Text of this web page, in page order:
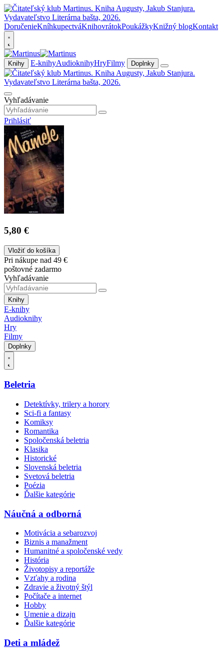
DoručenieKníhkupectváKnihovrátokPoukážkyKnižný blogKontakt
Knihy E-knihyAudioknihyHryFilmy Doplnky
Vyhľadávanie
Prihlásiť
5,80 €
Vložiť do košíka
Pri nákupe nad 49 €
poštovné zadarmo
Vyhľadávanie
Knihy
E-knihy
Audioknihy
Hry
Filmy
Doplnky
Beletria
Detektívky, trilery a horory
Sci-fi a fantasy
Komiksy
Romantika
Spoločenská beletria
Klasika
Historické
Slovenská beletria
Svetová beletria
Poézia
Ďalšie kategórie
Náučná a odborná
Motivácia a sebarozvoj
Biznis a manažment
Humanitné a spoločenské vedy
História
Životopisy a reportáže
Vzťahy a rodina
Zdravie a životný štýl
Počítače a internet
Hobby
Umenie a dizajn
Ďalšie kategórie
Deti a mládež